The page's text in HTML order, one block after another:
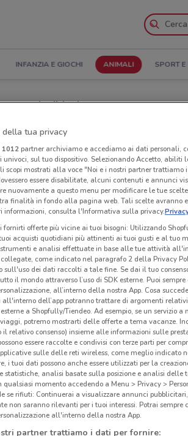
INFANZIA E GIOCHI ANIMALI SPORT
e Indirizzi
a Bracciano
della tua privacy
1012partner archiviamo e accediamo ai dati personali,
sul tuo dispositivo. Selezionando Accetto,
scopi mostrati alla voce "Noi e i nostri partner trattiamo
essere disabilitate, alcuni contenuti e annunci
nuovamente a questo menu per modificare le tue
finalità in fondo alla pagina web. Tali scelte avranno
informazioni, consulta l'Informativa sulla privacy.
fornirti offerte più vicine ai tuoi bisogni: Utilizzando
acquisti quotidiani più attinenti ai tuoi gusti e al tuo
e analisi effettuate in base alle tue attività
come indicato nel paragrafo 2 della Privacy
sull'uso dei dati raccolti a tale fine. Se dai il tuo
il mondo attraverso l’uso di SDK esterne. Puoi
all’interno della nostra App. Cosa
all'interno dell’app potranno trattare di argomenti
a Shopfully/Tiendeo. Ad esempio, se un servizio
potremo mostrarti delle offerte a tema vacanze.
il relativo consenso) insieme alle informazioni sulle
essere raccolte e condivisi con terze parti per
sulle delle reti wireless, come meglio indicato
i tuoi dati possono anche essere utilizzati per la
statistiche, analisi basate sulla posizione e analisi delle
qualsiasi momento accedendo a Menu > Privacy >
se rifiuti: Continuerai a visualizzare annunci
non saranno rilevanti per i tuoi interessi. Potrai sempre
all'interno della nostra App.
partner trattiamo i dati per fornire: